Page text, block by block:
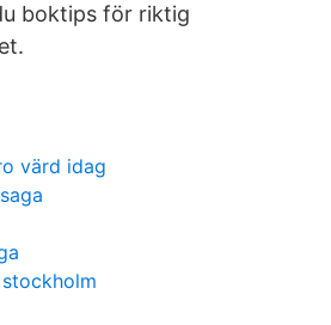
boktips för riktig
värd idag